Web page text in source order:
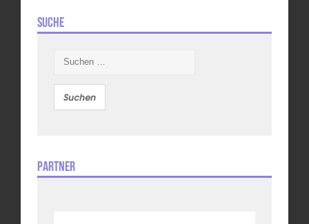
Suche
nach:
Partner